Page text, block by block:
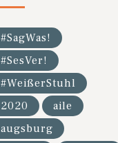
#SagWas!
#SesVer!
#WeißerStuhl
2020
aile
augsburg